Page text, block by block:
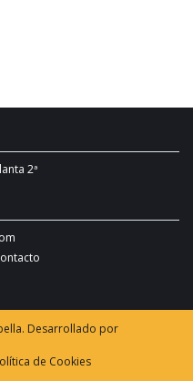
2ª
Desarrollado por
de Cookies